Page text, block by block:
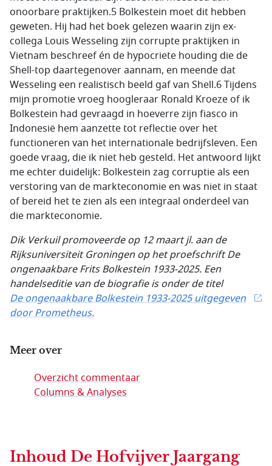
onoorbare praktijken.5 Bolkestein moet dit hebben
geweten. Hij had het boek gelezen waarin zijn ex-
collega Louis Wesseling zijn corrupte praktijken in
Vietnam beschreef én de hypocriete houding die de
Shell-top daartegenover aannam, en meende dat
Wesseling een realistisch beeld gaf van Shell.6 Tijdens
mijn promotie vroeg hoogleraar Ronald Kroeze of ik
Bolkestein had gevraagd in hoeverre zijn fiasco in
Indonesië hem aanzette tot reflectie over het
functioneren van het internationale bedrijfsleven. Een
goede vraag, die ik niet heb gesteld. Het antwoord lijkt
me echter duidelijk: Bolkestein zag corruptie als een
verstoring van de markteconomie en was niet in staat
of bereid het te zien als een integraal onderdeel van
die markteconomie.
Dik Verkuil promoveerde op 12 maart jl. aan de
Rijksuniversiteit Groningen op het proefschrift De
ongenaakbare Frits Bolkestein 1933-2025. Een
handelseditie van de biografie is onder de titel
De ongenaakbare Bolkestein 1933-2025 uitgegeven
door Prometheus.
Meer over
Overzicht commentaar
Columns & Analyses
Inhoud De Hofvijver Jaargang